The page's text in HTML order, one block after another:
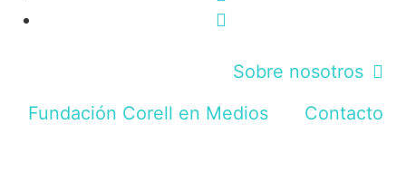
Sobre nosotros
Fundación Corell en Medios
Contacto